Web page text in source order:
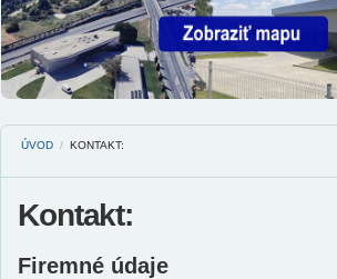
ÚVOD / KONTAKT:
Kontakt:
Firemné údaje